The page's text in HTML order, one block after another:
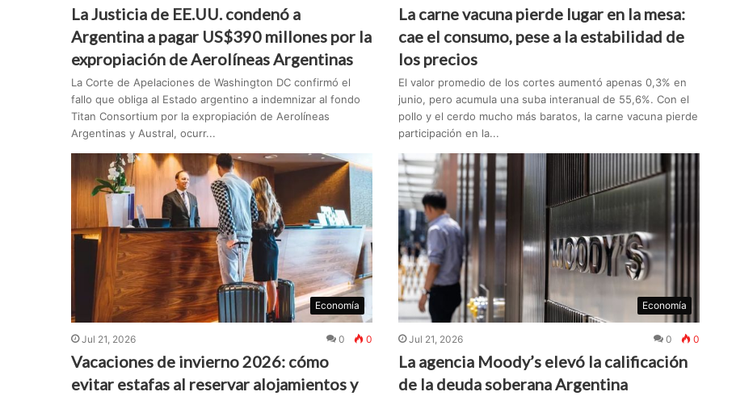
La Justicia de EE.UU. condenó a
Argentina a pagar US$390 millones por la
expropiación de Aerolíneas Argentinas
La Corte de Apelaciones de Washington DC confirmó el
fallo que obliga al Estado argentino a indemnizar al fondo
Titan Consortium por la expropiación de Aerolíneas
Argentinas y Austral, ocurr...
La carne vacuna pierde lugar en la mesa:
cae el consumo, pese a la estabilidad de
los precios
El valor promedio de los cortes aumentó apenas 0,3% en
junio, pero acumula una suba interanual de 55,6%. Con el
pollo y el cerdo mucho más baratos, la carne vacuna pierde
participación en la...
Economía
Jul 21, 2026 0 0
Vacaciones de invierno 2026: cómo
evitar estafas al reservar alojamientos y
Economía
Jul 21, 2026 0 0
La agencia Moody’s elevó la calificación
de la deuda soberana Argentina